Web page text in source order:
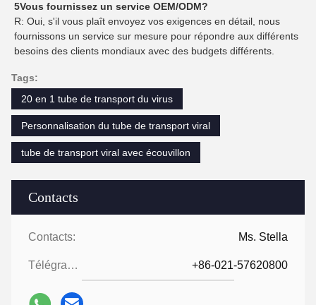
Contacts
Contacts: Ms. Stella
Télégramme: +86-021-57620800
5Vous fournissez un service OEM/ODM?
R: Oui, s'il vous plaît envoyez vos exigences en détail, nous
fournissons un service sur mesure pour répondre aux différents
besoins des clients mondiaux avec des budgets différents.
Tags:
20 en 1 tube de transport du virus
Personnalisation du tube de transport viral
tube de transport viral avec écouvillon